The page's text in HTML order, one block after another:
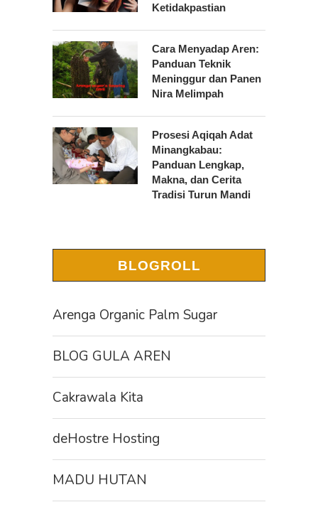
Ketidakpastian
Cara Menyadap Aren:
Panduan Teknik
Meninggur dan Panen
Nira Melimpah
Prosesi Aqiqah Adat
Minangkabau:
Panduan Lengkap,
Makna, dan Cerita
Tradisi Turun Mandi
BLOGROLL
Arenga Organic Palm Sugar
BLOG GULA AREN
Cakrawala Kita
deHostre Hosting
MADU HUTAN